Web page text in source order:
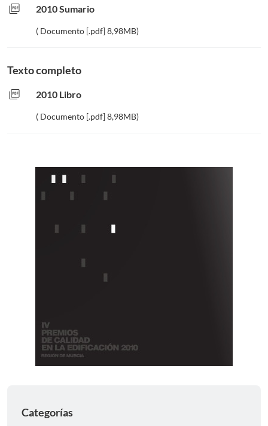
picture_as_pdf 2010 Sumario
( Documento [.pdf] 8,98MB)
Texto completo
picture_as_pdf 2010 Libro
( Documento [.pdf] 8,98MB)
Categorías